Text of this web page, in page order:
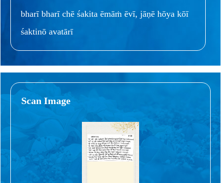
bharī bharī chē śakita ēmāṁ ēvī, jāṇē hōya kōī
śaktinō avatārī
Scan Image